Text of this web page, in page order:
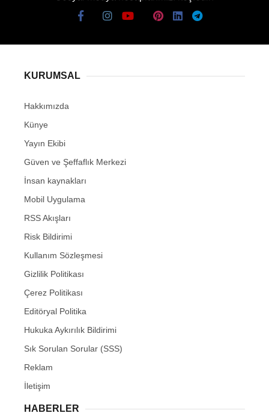
KURUMSAL
Hakkımızda
Künye
Yayın Ekibi
Güven ve Şeffaflık Merkezi
İnsan kaynakları
Mobil Uygulama
RSS Akışları
Risk Bildirimi
Kullanım Sözleşmesi
Gizlilik Politikası
Çerez Politikası
Editöryal Politika
Hukuka Aykırılık Bildirimi
Sık Sorulan Sorular (SSS)
Reklam
İletişim
HABERLER